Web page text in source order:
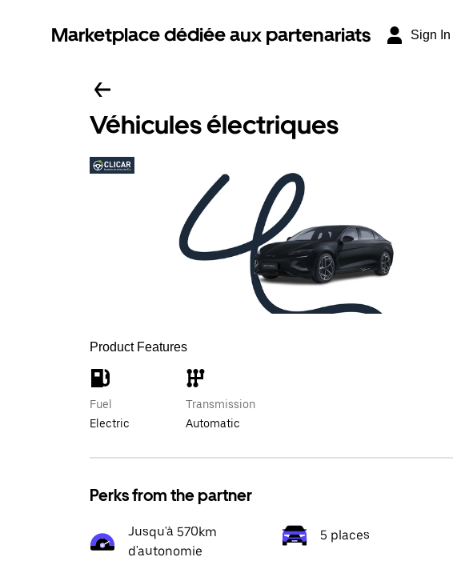
Marketplace dédiée aux partenariats Sign In
Véhicules électriques
Product Features
Fuel
Electric
Transmission
Automatic
Perks from the partner
Jusqu'à 570km
d'autonomie
5 places